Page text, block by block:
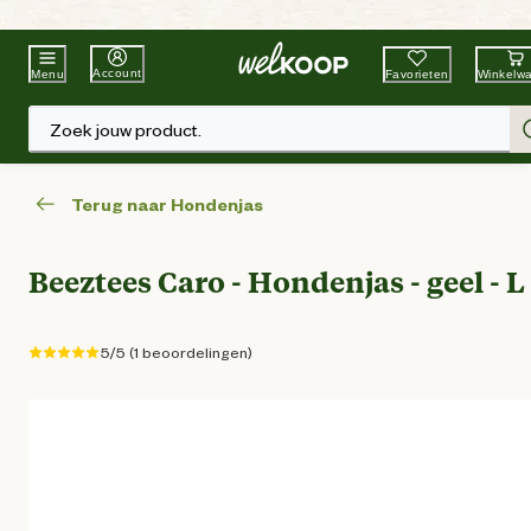
Beste WinkelketenTuin & Dier
Menu Account Favorieten
Zoek jouw product.
Terug naar Hondenjas
Beeztees Caro - Hondenjas - geel - L
5/5 (1 beoordelingen)